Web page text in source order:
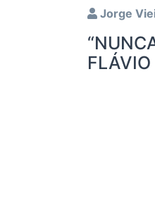
Jorge
FLÁVIO